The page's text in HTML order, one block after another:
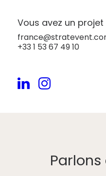
Vous avez un
+33 1 53 67 49 10